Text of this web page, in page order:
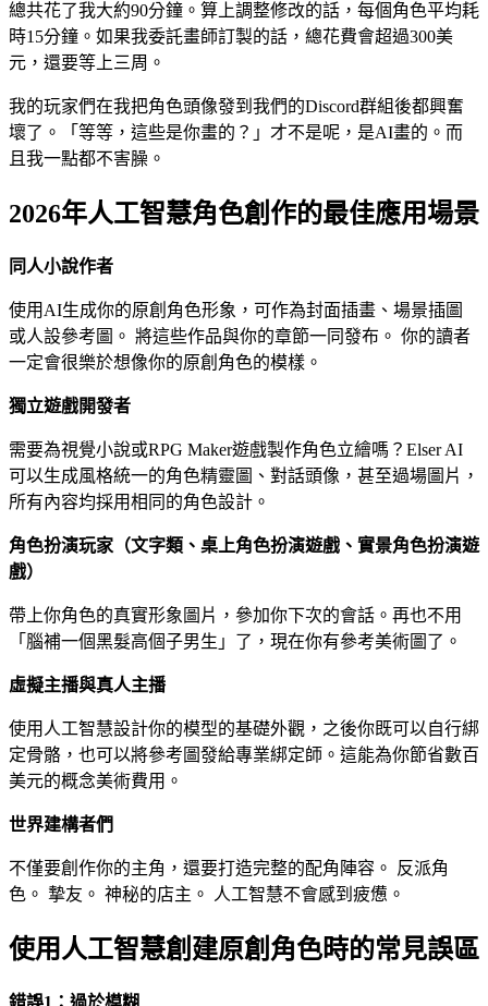
總共花了我大約90分鐘。算上調整修改的話，每個角色平均耗
時15分鐘。如果我委託畫師訂製的話，總花費會超過300美
元，還要等上三周。
我的玩家們在我把角色頭像發到我們的Discord群組後都興奮
壞了。「等等，這些是你畫的？」才不是呢，是AI畫的。而
且我一點都不害臊。
2026年人工智慧角色創作的最佳應用場景
同人小說作者
使用AI生成你的原創角色形象，可作為封面插畫、場景插圖
或人設參考圖。 將這些作品與你的章節一同發布。 你的讀者
一定會很樂於想像你的原創角色的模樣。
獨立遊戲開發者
需要為視覺小說或RPG Maker遊戲製作角色立繪嗎？Elser AI
可以生成風格統一的角色精靈圖、對話頭像，甚至過場圖片，
所有內容均採用相同的角色設計。
角色扮演玩家（文字類、桌上角色扮演遊戲、實景角色扮演遊
戲）
帶上你角色的真實形象圖片，參加你下次的會話。再也不用
「腦補一個黑髮高個子男生」了，現在你有參考美術圖了。
虛擬主播與真人主播
使用人工智慧設計你的模型的基礎外觀，之後你既可以自行綁
定骨骼，也可以將參考圖發給專業綁定師。這能為你節省數百
美元的概念美術費用。
世界建構者們
不僅要創作你的主角，還要打造完整的配角陣容。 反派角
色。 摯友。 神秘的店主。 人工智慧不會感到疲憊。
使用人工智慧創建原創角色時的常見誤區
錯誤1：過於模糊